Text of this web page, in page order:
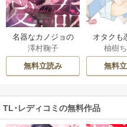
名器なカノジョの
愛し方。 ～弁護士
上司が私に本気に
なるそうです～
澤村鞠子
無料立読み
オタクも
食紳士【
【電子
付
柚樹
無料
TL･レディコミの無料作品